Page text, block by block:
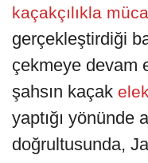
kaçakçılıkla
gerçekleştirdiği
çekmeye devam
şahsın kaçak
yaptığı yönünde
doğrultusunda,